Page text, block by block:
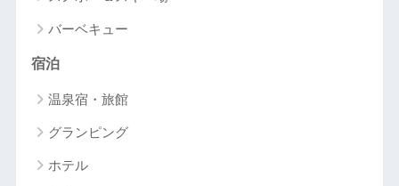
バーベキュー
宿泊
温泉宿・旅館
グランピング
ホテル